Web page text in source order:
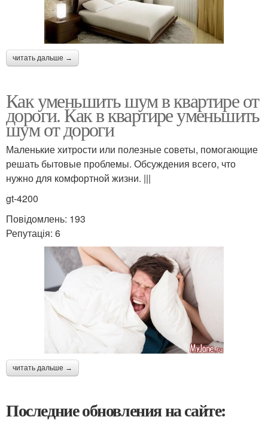
читать дальше →
Как уменьшить шум в квартире от
дороги. Как в квартире уменьшить
шум от дороги
Маленькие хитрости или полезные советы, помогающие
решать бытовые проблемы. Обсуждения всего, что
нужно для комфортной жизни. |||
gt-4200
Повідомлень: 193
Репутація: 6
читать дальше →
Последние обновления на сайте: